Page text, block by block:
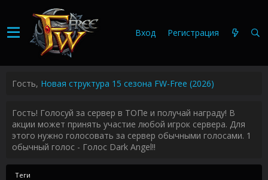
Вход Регистрация
Гость, Новая структура 15 сезона FW-Free (2026)
Гость! Голосуй за сервер в ТОПе и получай награду! В
акции может принять участие любой игрок сервера. Для
этого нужно голосовать за сервер обычными голосами. 1
обычный голос - Голос Dark Angel!!
Теги